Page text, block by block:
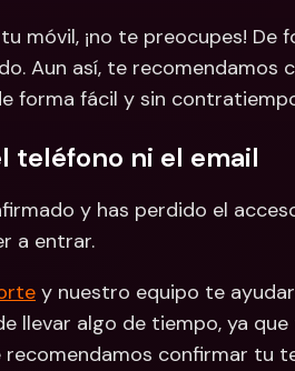
móvil, ¡no te preocupes! De
Aun así, te recomendamos
forma fácil y sin
teléfono ni el email
y has perdido el
a entrar.
y nuestro equipo te
llevar algo de tiempo, ya
confirmar tu